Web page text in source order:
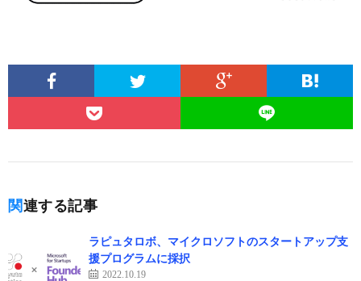
関連する記事
ラピュタロボ、マイクロソフトのスタートアップ支
援プログラムに採択
2022.10.19